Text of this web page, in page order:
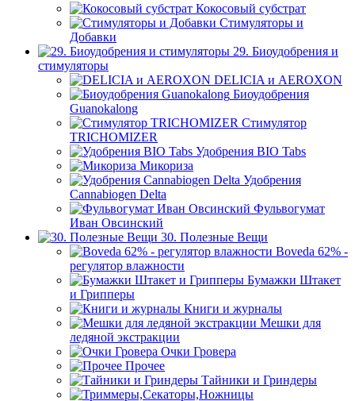
Кокосовый субстрат
Стимуляторы и
Добавки
29. Биоудобрения и
стимуляторы
DELICIA и AEROXON
Биоудобрения
Guanokalong
Стимулятор
TRICHOMIZER
Удобрения BIO Tabs
Микориза
Удобрения
Cannabiogen Delta
Фульвогумат
Иван Овсинский
30. Полезные Вещи
Boveda 62% -
регулятор влажности
Бумажки Штакет
и Грипперы
Книги и журналы
Мешки для
ледяной экстракции
Очки Гровера
Прочее
Тайники и Гриндеры